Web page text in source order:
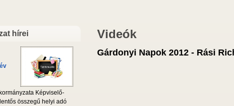
hírei
Képviselő-
összegű helyi adó
Videók
Gárdonyi Napok 2012 - Rási